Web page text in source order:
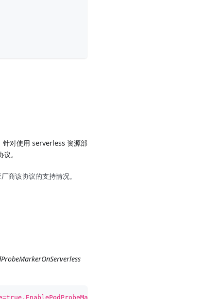
对使用 serverless 资源部
。
商该协议的支持情况。